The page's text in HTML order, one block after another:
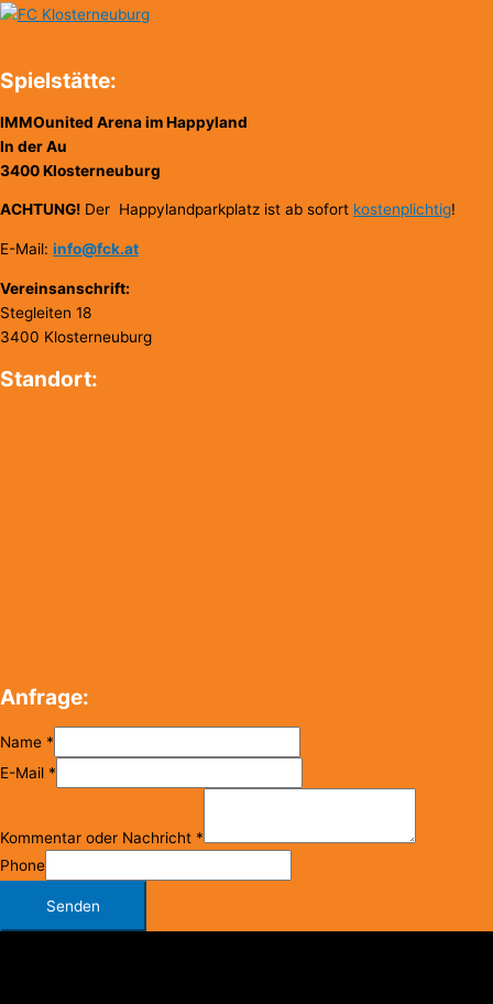
Spielstätte:
IMMOunited Arena im Happyland
In der Au
3400 Klosterneuburg
ACHTUNG! Der Happylandparkplatz ist ab sofort kostenplichtig!
E-Mail: info@fck.at
Vereinsanschrift:
Stegleiten 18
3400 Klosterneuburg
Standort:
Anfrage:
Name *
E-Mail *
Kommentar oder Nachricht *
Phone
Senden